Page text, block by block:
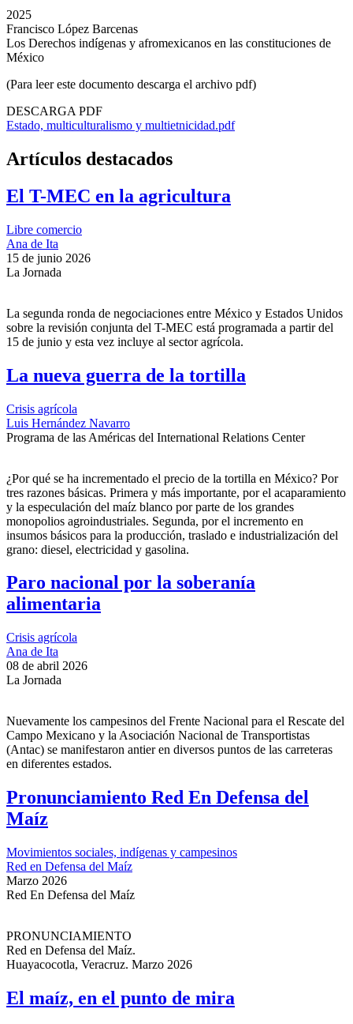
2025
Francisco López Barcenas
Los Derechos indígenas y afromexicanos en las constituciones de
México
(Para leer este documento descarga el archivo pdf)
DESCARGA PDF
Estado, multiculturalismo y multietnicidad.pdf
Artículos destacados
El T-MEC en la agricultura
Libre comercio
Ana de Ita
15 de junio 2026
La Jornada
La segunda ronda de negociaciones entre México y Estados Unidos
sobre la revisión conjunta del T-MEC está programada a partir del
15 de junio y esta vez incluye al sector agrícola.
La nueva guerra de la tortilla
Crisis agrícola
Luis Hernández Navarro
Programa de las Américas del International Relations Center
¿Por qué se ha incrementado el precio de la tortilla en México? Por
tres razones básicas. Primera y más importante, por el acaparamiento
y la especulación del maíz blanco por parte de los grandes
monopolios agroindustriales. Segunda, por el incremento en
insumos básicos para la producción, traslado e industrialización del
grano: diesel, electricidad y gasolina.
Paro nacional por la soberanía
alimentaria
Crisis agrícola
Ana de Ita
08 de abril 2026
La Jornada
Nuevamente los campesinos del Frente Nacional para el Rescate del
Campo Mexicano y la Asociación Nacional de Transportistas
(Antac) se manifestaron antier en diversos puntos de las carreteras
en diferentes estados.
Pronunciamiento Red En Defensa del
Maíz
Movimientos sociales, indígenas y campesinos
Red en Defensa del Maíz
Marzo 2026
Red En Defensa del Maíz
PRONUNCIAMIENTO
Red en Defensa del Maíz.
Huayacocotla, Veracruz. Marzo 2026
El maíz, en el punto de mira